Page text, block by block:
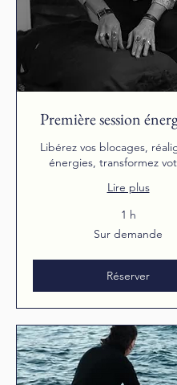
Première session
Libérez vos blocages,
énergies, transformez
Lire plus
1 h
Sur demande
Réserver